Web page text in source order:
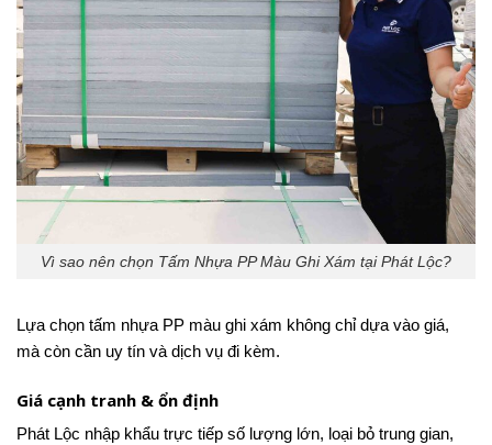
Vì sao nên chọn Tấm Nhựa PP Màu Ghi Xám tại Phát Lộc?
Lựa chọn tấm nhựa PP màu ghi xám không chỉ dựa vào giá,
mà còn cần uy tín và dịch vụ đi kèm.
Giá cạnh tranh & ổn định
Phát Lộc nhập khẩu trực tiếp số lượng lớn, loại bỏ trung gian,